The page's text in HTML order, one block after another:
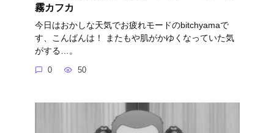
霧カフカ
今日はおかしな天気でお疲れモードのbitchyamaで
す、こんばんは！ またもや肌がかゆくなっていた気
がする…。
0 50